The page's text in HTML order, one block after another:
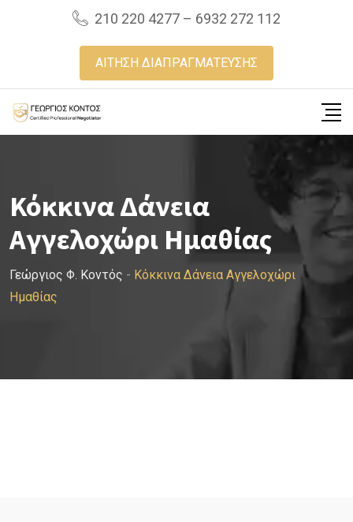
210 220 4277 – 6932 272 112
ΑΙΤΗΣΗ ΔΙΑΠΡΑΓΜΑΤΕΥΣΗΣ
Κόκκινα Δάνεια
Αγγελοχώρι Ημαθίας
Γεώργιος Φ. Κοντός - Κόκκινα Δάνεια Αγγελοχώρι
Ημαθίας